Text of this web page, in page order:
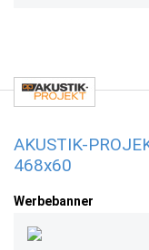
AKUSTIK-
468x60
Werbebanner